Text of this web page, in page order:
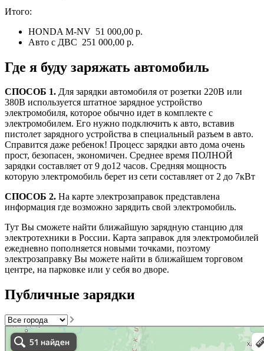
Итого:
HONDA M-NV 51 000,00 р.
Авто с ДВС 251 000,00 р.
Где я буду заряжать автомобиль
СПОСОБ 1. Для зарядки автомобиля от розетки 220В или
380В используется штатное зарядное устройство
электромобиля, которое обычно идет в комплекте с
электромобилем. Его нужно подключить к авто, вставив
пистолет зарядного устройства в специальный разъем в авто.
Справится даже ребенок! Процесс зарядки авто дома очень
прост, безопасен, экономичен. Среднее время ПОЛНОЙ
зарядки составляет от 9 до12 часов. Средняя мощность
которую электромобиль берет из сети составляет от 2 до 7кВт
СПОСОБ 2. На карте электрозаправок представлена
информация где возможно зарядить свой электромобиль.
Тут Вы сможете найти ближайшую зарядную станцию для
электротехники в России. Карта заправок для электромобилей
ежедневно пополняется новыми точками, поэтому
электрозаправку Вы можете найти в ближайшем торговом
центре, на парковке или у себя во дворе.
Публичные зарядки